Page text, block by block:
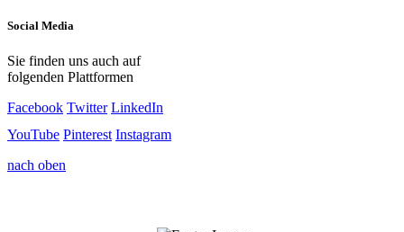
Social Media
Sie finden uns auch auf
folgenden Plattformen
Facebook Twitter LinkedIn
YouTube Pinterest Instagram
nach oben